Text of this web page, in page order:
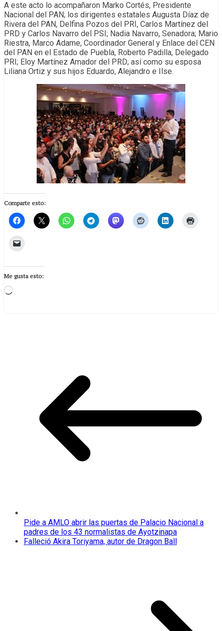
A este acto lo acompañaron Marko Cortés, Presidente
Nacional del PAN; los dirigentes estatales Augusta Díaz de
Rivera del PAN, Delfina Pozos del PRI, Carlos Martínez del
PRD y Carlos Navarro del PSI; Nadia Navarro, Senadora; Mario
Riestra, Marco Adame, Coordinador General y Enlace del CEN
del PAN en el Estado de Puebla, Roberto Padilla, Delegado
PRI; Eloy Martínez Amador del PRD; así como su esposa
Liliana Ortiz y sus hijos Eduardo, Alejandro e Ilse.
Comparte esto:
Me gusta esto:
Loading…
Pide a AMLO abrir las puertas de Palacio Nacional a
padres de los 43 normalistas de Ayotzinapa
Falleció Akira Toriyama, autor de Dragon Ball